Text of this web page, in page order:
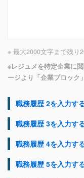
※ 最大2000文字まで残り
※レジュメを特定企業に
ージより「企業ブロック
職務履歴 2を入力す
職務履歴 3を入力す
職務履歴 4を入力す
職務履歴 5を入力す